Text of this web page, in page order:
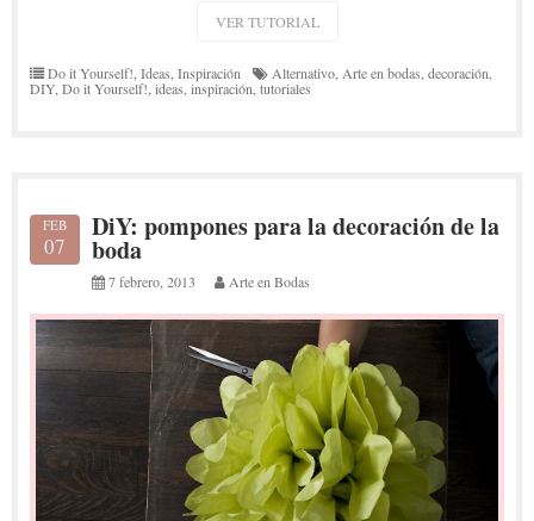
VER TUTORIAL
Do it Yourself! Ideas Inspiración Alternativo Arte en bodas decoración
DIY Do it Yourself! ideas inspiración tutoriales
FEB
07
DiY: pompones para la decoración de la
boda
7 febrero, 2013 Arte en Bodas